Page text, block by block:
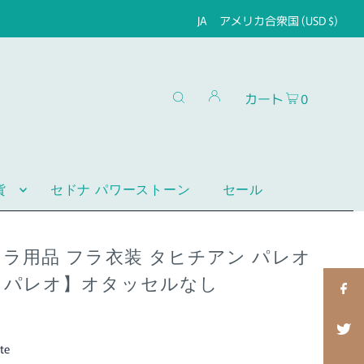
JA アメリカ合衆国 (USD $)
セドナ パワーストーン セール
カート 0
用品 フラ衣装 タヒチアン パレオ
レオ】オタッセルなし